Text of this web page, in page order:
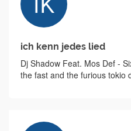
ich kenn jedes lied
Dj Shadow Feat. Mos Def -
the fast and the furious tokio